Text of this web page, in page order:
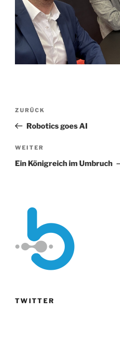
Beitrags-
Vorheriger
Beitrag
ZURÜCK
Robotics goes AI
Nächster
Beitrag
WEITER
Ein Königreich im Umbruch
TWITTER